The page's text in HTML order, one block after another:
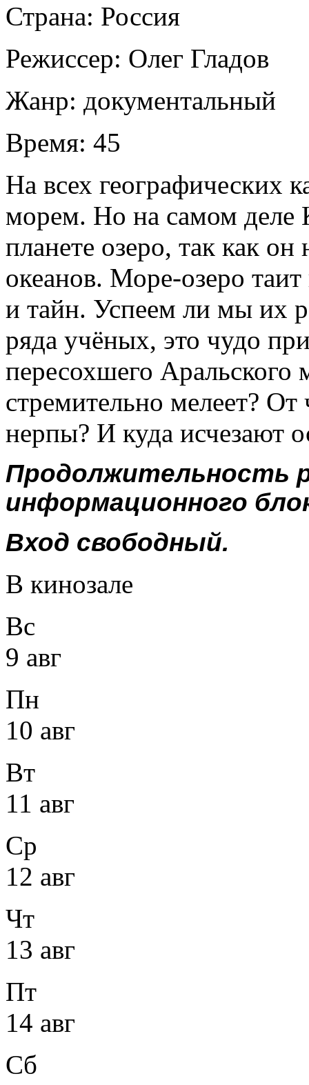
Страна: Россия
Режиссер: Олег Гладов
Жанр: документальный
Время: 45
На всех географических
морем. Но на самом деле
планете озеро, так как
океанов. Море-озеро
и тайн. Успеем ли мы их
ряда учёных, это чудо
пересохшего
стремительно мелеет?
нерпы? И куда исчезают
Продолжительность
информационного
Вход свободный.
В кинозале
Вс
9 авг
Пн
10 авг
Вт
11 авг
Ср
12 авг
Чт
13 авг
Пт
14 авг
Сб